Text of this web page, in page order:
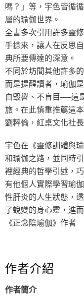
嗎？」等，宇色皆循
層的瑜伽世界。
全書多次引用許多靈
手捻來，讓人在反思
典所要傳達的深意。
不同於坊間其他許多
而是提醒讀者，瑜伽
自毀譽、不盲目──這
旅。在此慎重推薦這
劉粹倫，紅桌文化社
宇色在《靈修訓體與
和瑜伽之路，並同時
裡經典的哲學引述，
有他個人實際學習瑜
性肝炎的人生狀態，
了蛻變的身心靈，進
《正念陰瑜伽》作者
作者介紹
作者簡介